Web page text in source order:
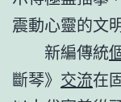
震動心靈的文
新編傳統
斷琴》 交流在